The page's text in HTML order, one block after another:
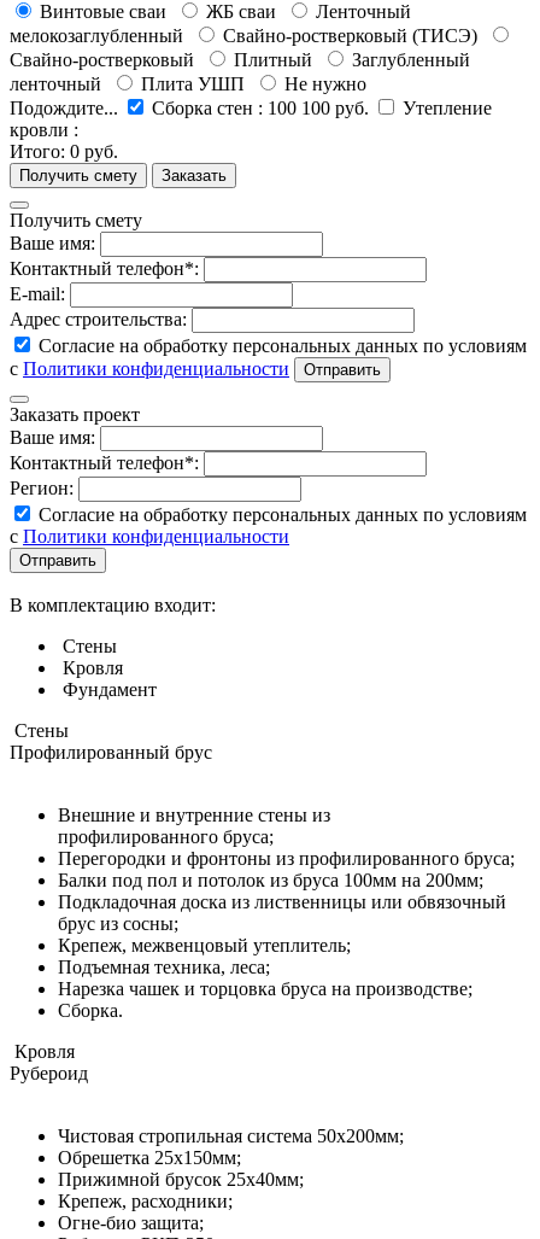
Винтовые сваи
ЖБ сваи
Ленточный
мелокозаглубленный
Свайно-ростверковый (ТИСЭ)
Свайно-ростверковый
Плитный
Заглубленный
ленточный
Плита УШП
Не нужно
Подождите...
Сборка стен : 100 100 руб.
Утепление
кровли :
Итого: 0 руб.
Получить смету
Ваше имя:
Контактный телефон*:
E-mail:
Адрес строительства:
Согласие на обработку персональных данных по условиям
с Политики конфиденциальности
Заказать проект
Ваше имя:
Контактный телефон*:
Регион:
Согласие на обработку персональных данных по условиям
с Политики конфиденциальности
В комплектацию входит:
Стены
Кровля
Фундамент
Стены
Профилированный брус
Внешние и внутренние стены из
профилированного бруса;
Перегородки и фронтоны из профилированного бруса;
Балки под пол и потолок из бруса 100мм на 200мм;
Подкладочная доска из лиственницы или обвязочный
брус из сосны;
Крепеж, межвенцовый утеплитель;
Подъемная техника, леса;
Нарезка чашек и торцовка бруса на производстве;
Сборка.
Кровля
Рубероид
Чистовая стропильная система 50х200мм;
Обрешетка 25х150мм;
Прижимной брусок 25х40мм;
Крепеж, расходники;
Огне-био защита;